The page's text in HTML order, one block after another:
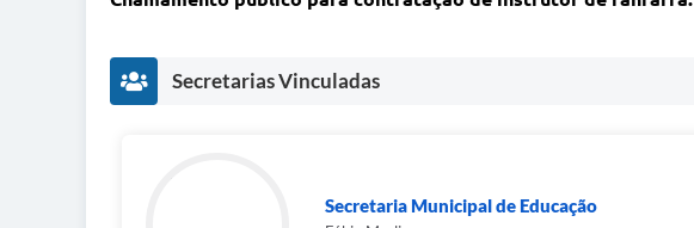
Secretarias Vinculadas
Secretaria Municipal de Educação